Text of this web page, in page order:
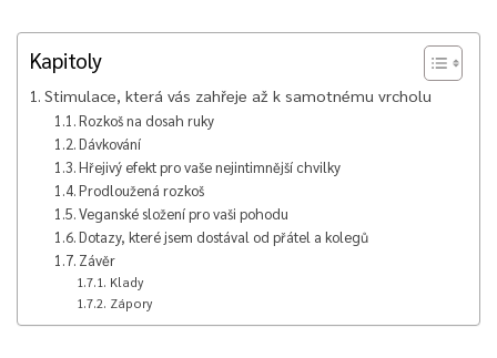
Kapitoly
Stimulace, která vás zahřeje až k samotnému vrcholu
Rozkoš na dosah ruky
Dávkování
Hřejivý efekt pro vaše nejintimnější chvilky
Prodloužená rozkoš
Veganské složení pro vaši pohodu
Dotazy, které jsem dostával od přátel a kolegů
Závěr
Klady
Zápory